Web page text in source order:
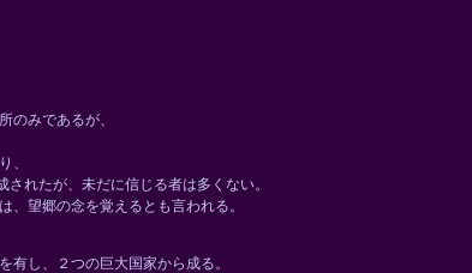
みであるが、
、
れたが、未だに信じる者は多くない。
望郷の念を覚えるとも言われる。
し、２つの巨大国家から成る。